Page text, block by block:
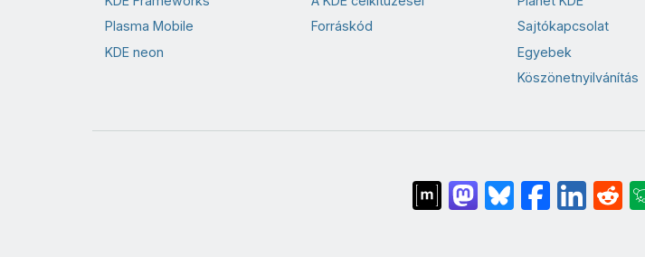
Plasma Mobile
KDE neon
Forráskód
Sajtókapcsolat
Egyebek
Köszönetnyilvánítás